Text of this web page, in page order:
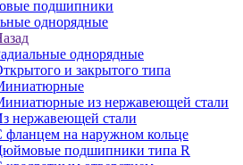
подшипники
однорядные
однорядные
и закрытого типа
из нержавеющей стали
нержавеющей стали
фланцем на наружном кольце
подшипники типа R